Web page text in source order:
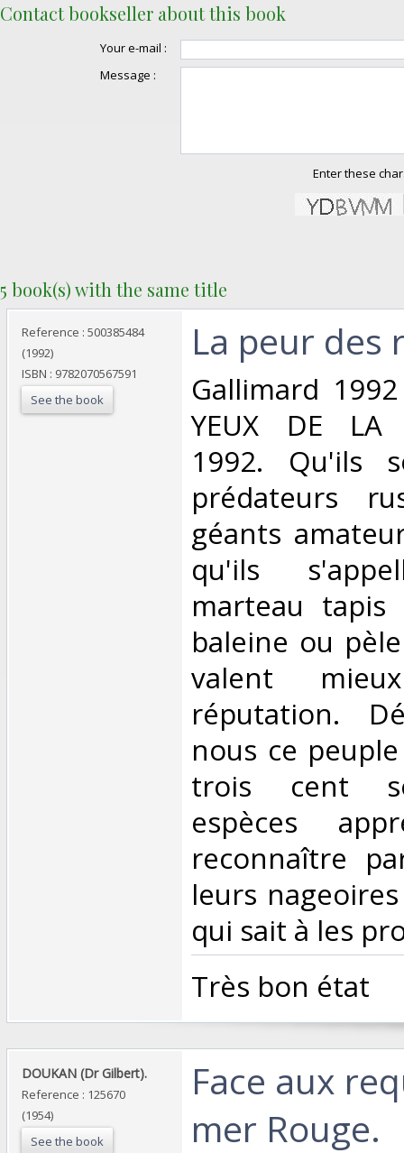
Contact bookseller about this book
Your e-mail :
Message :
Enter these
5 book(s) with the same title
Reference : 500385484
(1992)
ISBN : 9782070567591
See the book
‎La peur des
‎Gallimard
YEUX DE LA
1992. Qu'ils
prédateurs
géants
qu'ils
marteau
baleine ou
valent
réputation.
nous ce
trois cent
espèces
reconnaître
leurs
qui sait à les
‎Très bon état‎
‎DOUKAN (Dr Gilbert).‎
Reference : 125670
(1954)
See the book
‎Face aux
mer Rouge.‎